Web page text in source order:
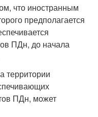
что иностранным
предполагается
ПДн, до начала
территории
ПДн, может